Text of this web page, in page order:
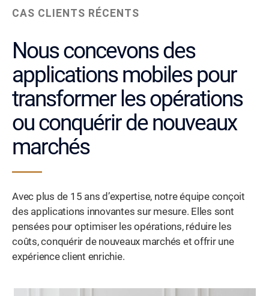
CAS CLIENTS RÉCENTS
Nous concevons des
applications mobiles pour
transformer les opérations
ou conquérir de nouveaux
marchés
Avec plus de 15 ans d’expertise, notre équipe conçoit
des applications innovantes sur mesure. Elles sont
pensées pour optimiser les opérations, réduire les
coûts, conquérir de nouveaux marchés et offrir une
expérience client enrichie.